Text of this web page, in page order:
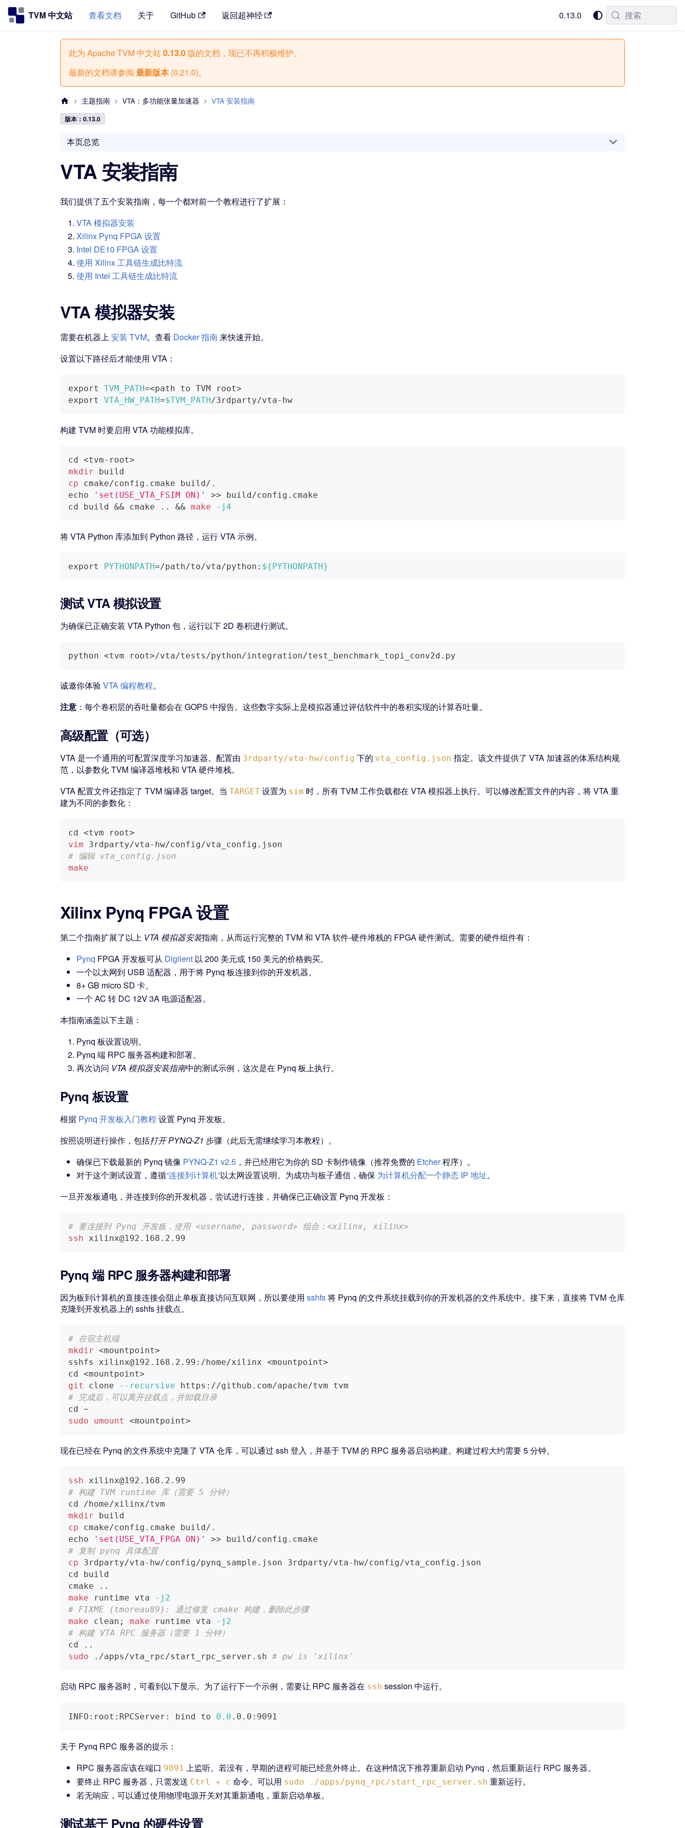
TVM 中文站 查看文档 关于 GitHub 返回超神经 0.13.0 搜索
此为 Apache TVM 中文站0.13.0 版的文档，现已不再积极维护。
最新的文档请参阅 最新版本(0.21.0)。
主题指南 VTA：多功能张量加速器 VTA 安装指南
版本：0.13.0
本页总览
VTA 安装指南
我们提供了五个安装指南，每一个都对前一个教程进行了扩展：
VTA 模拟器安装
Xilinx Pynq FPGA 设置
Intel DE10 FPGA 设置
使用 Xilinx 工具链生成比特流
使用 Intel 工具链生成比特流
VTA 模拟器安装
需要在机器上 安装 TVM。查看 Docker 指南来快速开始。
设置以下路径后才能使用 VTA：
export TVM_PATH=<path to TVM root>
export
VTA_HW_PATH=$TVM_PATH/3rdparty/vta-hw
构建 TVM 时要启用 VTA 功能模拟库。
cd <tvm-root>
mkdir build
cp cmake/config.cmake build/.
echo
'set(USE_VTA_FSIM ON)' >> build/config.cmake
cd build && cmake .. && make -j4
将 VTA Python 库添加到 Python 路径，运行 VTA 示例。
export PYTHONPATH=/path/to/vta/python: ${PYTHONPATH}
测试 VTA 模拟设置
为确保已正确安装 VTA Python 包，运行以下 2D 卷积进行测试。
python <tvm root>/vta/tests/python/integration/test_benchmark_topi_conv2d.py
诚邀你体验VTA 编程教程。
注意 ：每个卷积层的吞吐量都会在 GOPS 中报告。这些数字实际上是模拟器通过评估软件中的卷积实现的计算吞吐量。
高级配置（可选）
VTA 是一个通用的可配置深度学习加速器。配置由 3rdparty/vta-hw/config 下的 vta_config.json 指定。该文件提供了 VTA 加速器的体系结构规
范，以参数化 TVM 编译器堆栈和 VTA 硬件堆栈。
VTA 配置文件还指定了 TVM 编译器 target。当 TARGET 设置为 sim 时，所有 TVM 工作负载都在 VTA 模拟器上执行。可以修改配置文件的内容，将 VTA 重
建为不同的参数化：
cd <tvm root>
vim 3rdparty/vta-hw/config/vta_config.json
# 编辑 vta_config.json
make
Xilinx Pynq FPGA 设置
第二个指南扩展了以上 VTA 模拟器安装指南，从而运行完整的 TVM 和 VTA 软件-硬件堆栈的 FPGA 硬件测试。需要的硬件组件有：
Pynq FPGA 开发板可从 Digilent 以 200 美元或 150 美元的价格购买。
一个以太网到 USB 适配器，用于将 Pynq 板连接到你的开发机器。
8+ GB micro SD 卡。
一个 AC 转 DC 12V 3A 电源适配器。
本指南涵盖以下主题：
Pynq 板设置说明。
Pynq 端 RPC 服务器构建和部署。
再次访问 VTA 模拟器安装指南中的测试示例，这次是在 Pynq 板上执行。
Pynq 板设置
根据 Pynq 开发板入门教程 设置 Pynq 开发板。
按照说明进行操作，包括打开 PYNQ-Z1 步骤（此后无需继续学习本教程）。
确保已下载最新的 Pynq 镜像 PYNQ-Z1 v2.5 ，并已经用它为你的 SD 卡制作镜像（推荐免费的 Etcher程序）。
对于这个测试设置，遵循“连接到计算机”以太网设置说明。为成功与板子通信，确保 为计算机分配一个静态 IP 地址。
一旦开发板通电，并连接到你的开发机器，尝试进行连接，并确保已正确设置 Pynq 开发板：
# 要连接到 Pynq 开发板，使用 <username, password> 组合：<xilinx, xilinx>
ssh xilinx@192.168.2.99
Pynq 端 RPC 服务器构建和部署
因为板到计算机的直接连接会阻止单板直接访问互联网，所以要使用 sshfs将 Pynq 的文件系统挂载到你的开发机器的文件系统中。接下来，直接将 TVM 仓库
克隆到开发机器上的 sshfs 挂载点。
# 在宿主机端
mkdir <mountpoint>
sshfs xilinx@192.168.2.99:/home/xilinx <mountpoint>
cd <mountpoint>
git
clone --recursive https://github.com/apache/tvm tvm
# 完成后，可以离开挂载点，并卸载目录
cd ~
sudo
umount <mountpoint>
现在已经在 Pynq 的文件系统中克隆了 VTA 仓库，可以通过 ssh 登入，并基于 TVM 的 RPC 服务器启动构建。构建过程大约需要 5 分钟。
ssh xilinx@192.168.2.99
# 构建 TVM runtime 库（需要 5 分钟）
cd /home/xilinx/tvm
mkdir build
cp cmake/config.cmake build/.
echo
'set(USE_VTA_FPGA ON)' >> build/config.cmake
# 复制 pynq 具体配置
cp 3rdparty/vta-hw/config/pynq_sample.json 3rdparty/vta-hw/config/vta_config.json
cd build
cmake
..
make runtime vta
-j2
# FIXME (tmoreau89): 通过修复 cmake 构建，删除此步骤
make clean ; make runtime vta
-j2
# 构建 VTA RPC 服务器（需要 1 分钟）
cd
..
sudo ./apps/vta_rpc/start_rpc_server.sh # pw is 'xilinx'
启动 RPC 服务器时，可看到以下显示。为了运行下一个示例，需要让 RPC 服务器在 ssh session 中运行。
INFO:root:RPCServer: bind to 0.0 .0.0:9091
关于 Pynq RPC 服务器的提示：
RPC 服务器应该在端口 9091
上监听。若没有，早期的进程可能已经意外终止。在这种情况下推荐重新启动 Pynq，然后重新运行 RPC 服务器。
要终止 RPC 服务器，只需发送 Ctrl + c 命令。可以用 sudo ./apps/pynq_rpc/start_rpc_server.sh 重新运行。
若无响应，可以通过使用物理电源开关对其重新通电，重新启动单板。
测试基于 Pynq 的硬件设置